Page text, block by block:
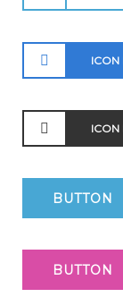
ICON
ICON
BUTTON
BUTTON